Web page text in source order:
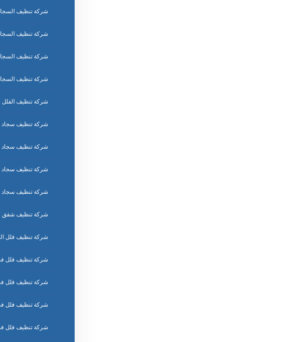
شركة تنظيف
شركة تنظيف
شركة تنظيف
شركة تنظيف
شركة تنظيف الفلل
شركة تنظيف سجاد
شركة تنظيف سجاد
شركة تنظيف سجاد
شركة تنظيف سجاد
شركة تنظيف شقق
شركة تنظيف فلل
شركة تنظيف فلل
شركة تنظيف فلل
شركة تنظيف فلل
شركة تنظيف فلل